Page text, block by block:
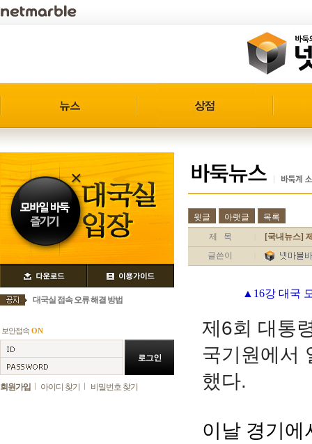
대국실 접속 오류 해결 방법
보안접속 ON
회원가입 아이디 찾기 비밀번호 찾기
윗글 아랫글
목록
제 목
[국내뉴스]
글쓴이
▲16강 대국
제6회 대통
국기원에서
했다.
이날 경기에